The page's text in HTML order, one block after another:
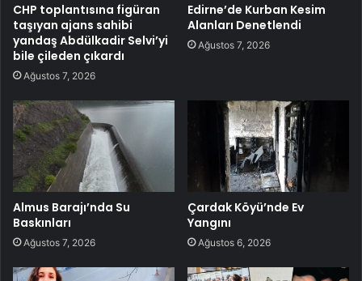
CHP toplantısına figüran
taşıyan ajans sahibi
yandaş Abdülkadir Selvi’yi
bile çileden çıkardı
Ağustos 7, 2026
Edirne’de Kurban Kesim
Alanları Denetlendi
Ağustos 7, 2026
Almus Barajı’nda Su
Baskınları
Ağustos 7, 2026
Çardak Köyü’nde Ev
Yangını
Ağustos 6, 2026